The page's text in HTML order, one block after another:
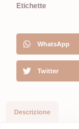
Etichette
WhatsApp
Twitter
Descrizione